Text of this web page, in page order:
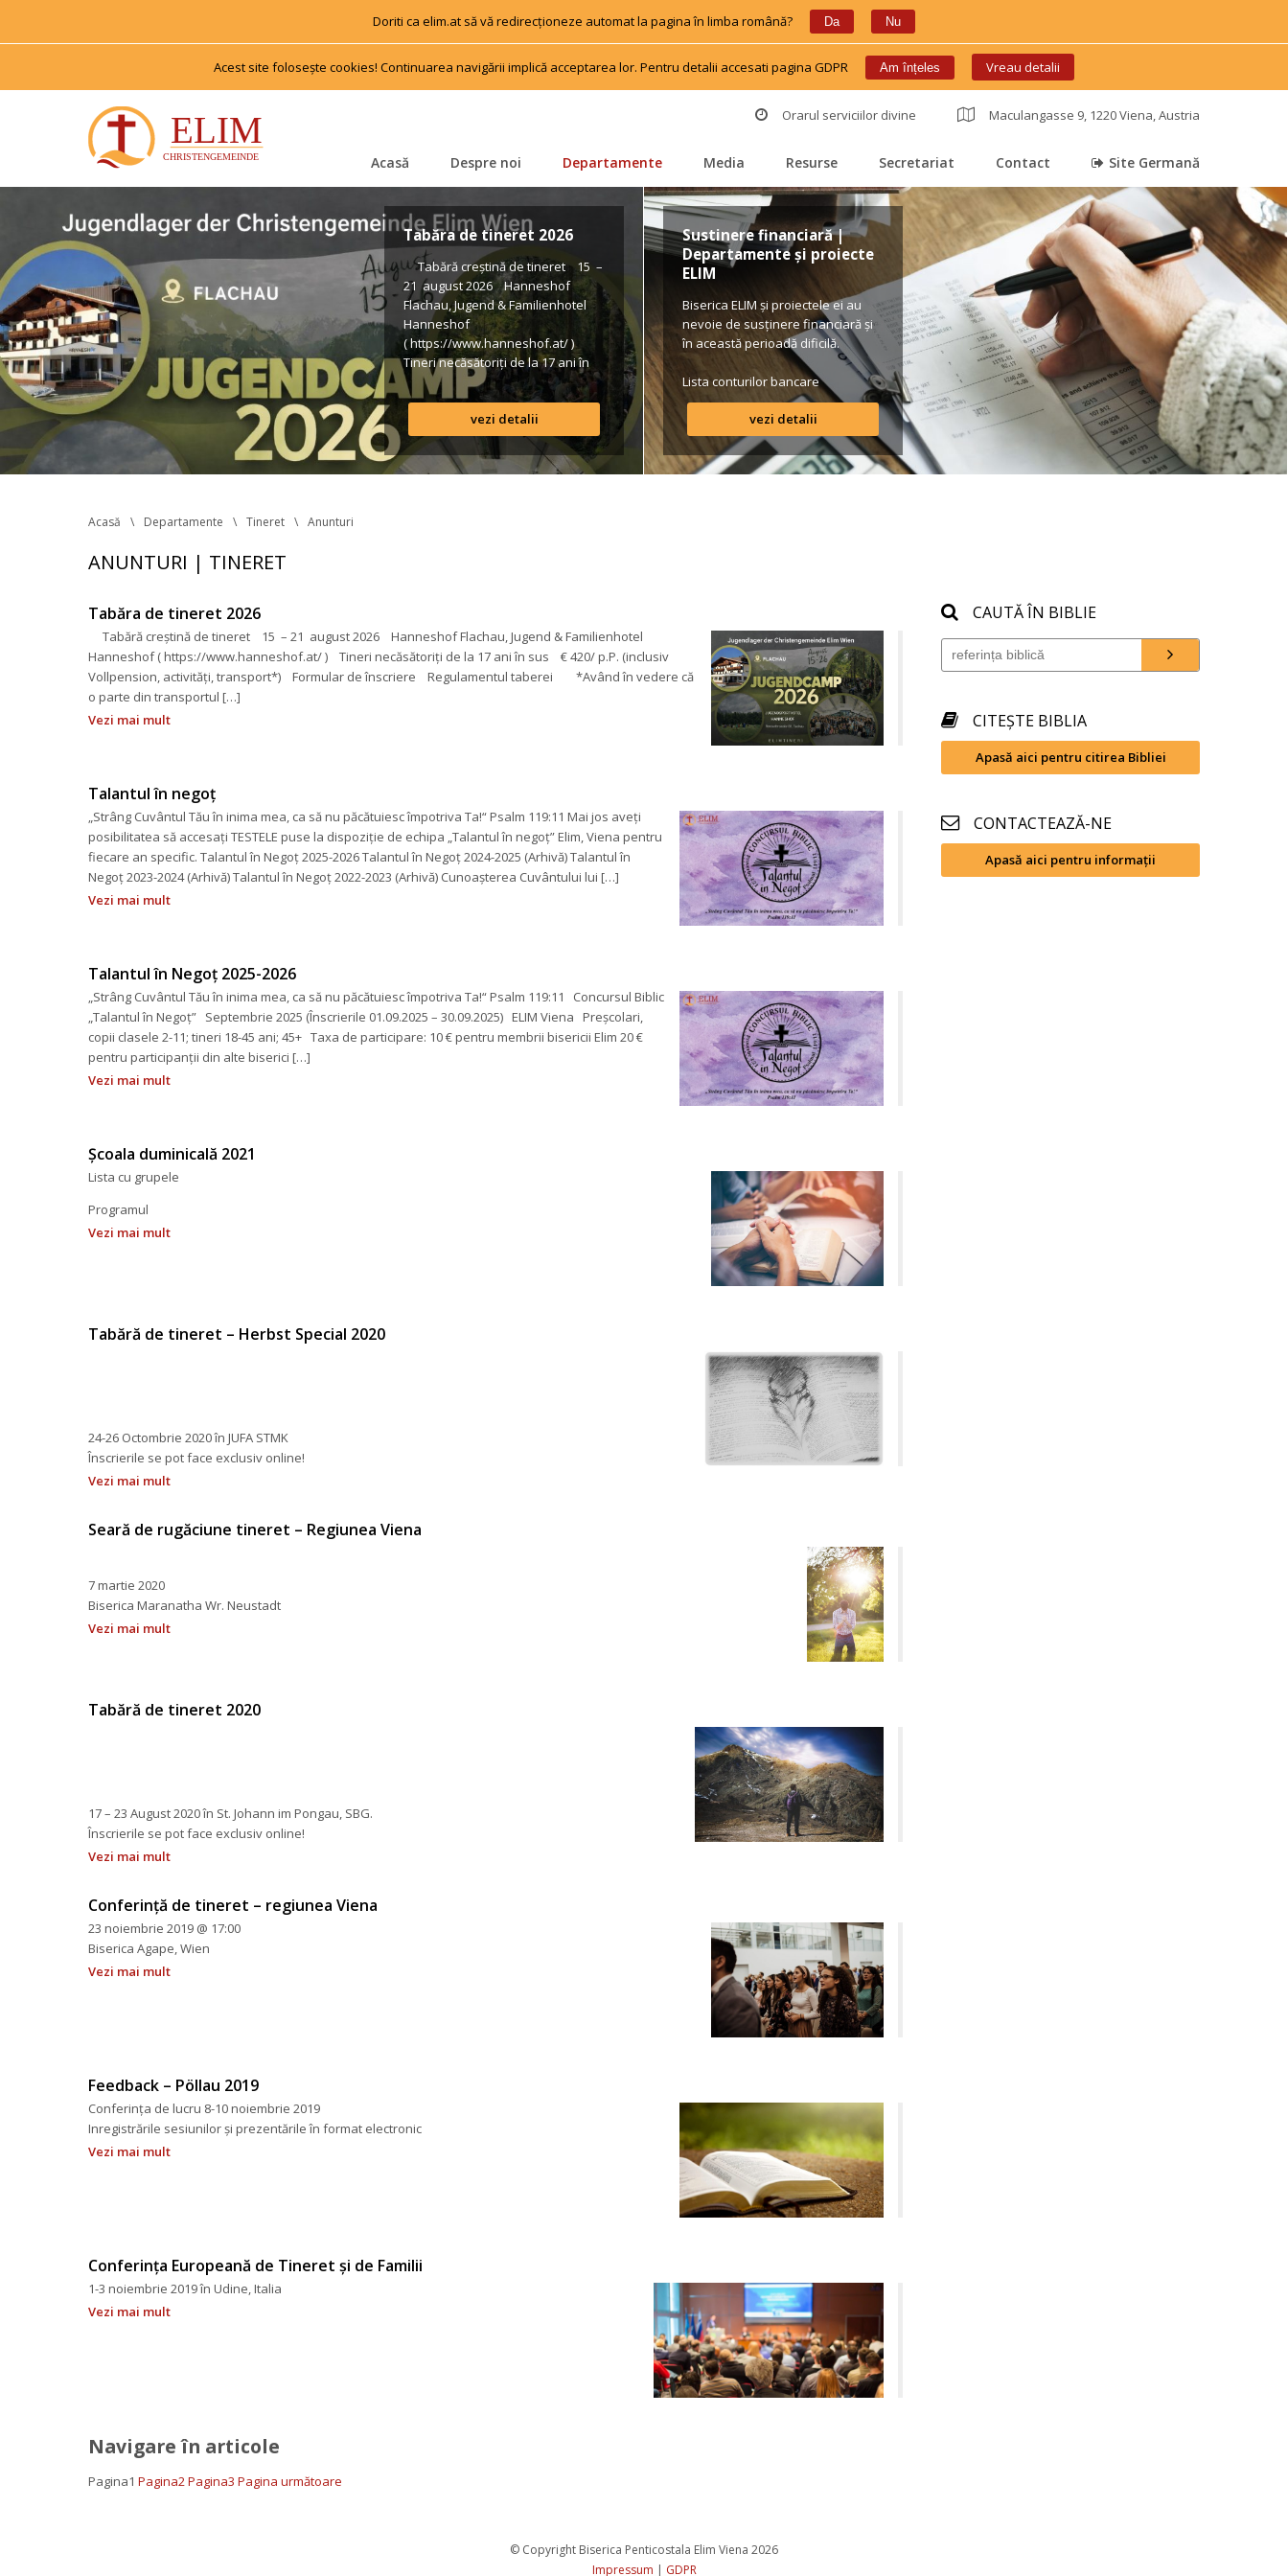
Doriti ca elim.at să vă redirecționeze automat la pagina în limba română? Da Nu
Acest site foloseşte cookies! Continuarea navigării implică acceptarea lor. Pentru detalii accesati pagina GDPR Am înțele Vreau detalii
Orarul serviciilor divine Maculangasse 9, 1220 Viena, Austria
Acasă Despre noi Departamente Media Resurse Secretariat Contact Site Germană
Tabăra de tineret 2026
Tabără creștină de tineret 15 –
21 august 2026 Hanneshof
Flachau, Jugend & Familienhotel
Hanneshof
( https://www.hanneshof.at/ )
Tineri necăsătoriți de la 17 ani în
us € 420/ p.P. (inclusiv
Vollpension, activități, transport*)
Formular de înscriere
Regulamentul taberei *Având
în vedere că o parte din
transportul […]
vezi detalii
Sustinere financiară |
Departamente și proiecte
ELIM
Biserica ELIM și proiectele ei au
nevoie de susținere financiară și
în această perioadă dificilă.
Lista conturilor bancare
vezi detalii
Acasă Departamente Tineret Anunturi
ANUNTURI | TINERET
Tabăra de tineret 2026
Tabără creștină de tineret 15 – 21 august 2026 Hanneshof Flachau, Jugend & Familienhotel
Hanneshof ( https://www.hanneshof.at/ ) Tineri necăsătoriți de la 17 ani în sus € 420/ p.P. (inclusiv
Vollpension, activități, transport*) Formular de înscriere Regulamentul taberei *Având în vedere că
o parte din transportul […]
Vezi mai mult
Talantul în negoț
„Strâng Cuvântul Tău în inima mea, ca să nu păcătuiesc împotriva Ta!“ Psalm 119:11 Mai jos aveți
posibilitatea să accesați TESTELE puse la dispoziție de echipa „Talantul în negoț” Elim, Viena pentru
fiecare an specific. Talantul în Negoț 2025-2026 Talantul în Negoț 2024-2025 (Arhivă) Talantul în
Negoț 2023-2024 (Arhivă) Talantul în Negoț 2022-2023 (Arhivă) Cunoașterea Cuvântului lui […]
Vezi mai mult
Talantul în Negoț 2025-2026
„Strâng Cuvântul Tău în inima mea, ca să nu păcătuiesc împotriva Ta!“ Psalm 119:11 Concursul Biblic
„Talantul în Negoț” Septembrie 2025 (Înscrierile 01.09.2025 – 30.09.2025) ELIM Viena Preșcolari,
copii clasele 2-11; tineri 18-45 ani; 45+ Taxa de participare: 10 € pentru membrii bisericii Elim 20 €
pentru participanții din alte biserici […]
Vezi mai mult
Școala duminicală 2021
Lista cu grupele
Programul
Vezi mai mult
Tabără de tineret – Herbst Special 2020
24-26 Octombrie 2020 în JUFA STMK
Înscrierile se pot face exclusiv online!
Vezi mai mult
Seară de rugăciune tineret – Regiunea Viena
7 martie 2020
Biserica Maranatha Wr. Neustadt
Vezi mai mult
Tabără de tineret 2020
17 – 23 August 2020 în St. Johann im Pongau, SBG.
Înscrierile se pot face exclusiv online!
Vezi mai mult
Conferință de tineret – regiunea Viena
23 noiembrie 2019 @ 17:00
Biserica Agape, Wien
Vezi mai mult
Feedback – Pöllau 2019
Conferința de lucru 8-10 noiembrie 2019
Inregistrările sesiunilor și prezentările în format electronic
Vezi mai mult
Conferința Europeană de Tineret și de Familii
1-3 noiembrie 2019 în Udine, Italia
Vezi mai mult
Navigare în articole
Pagina1 Pagina2Pagina3 Pagina următoare
CAUTĂ ÎN BIBLIE
CITEȘTE BIBLIA
Apasă aici pentru citirea Bibliei
CONTACTEAZĂ-NE
Apasă aici pentru informații
© Copyright Biserica Penticostala Elim Viena 2026
Impressum | GDPR